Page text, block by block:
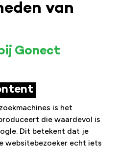
van
Gonect
is het
die waardevol is
Dit betekent dat je
websitebezoeker echt iets